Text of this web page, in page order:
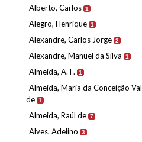
Alberto, Carlos 1
Alegro, Henrique 1
Alexandre, Carlos Jorge 2
Alexandre, Manuel da Silva 1
Almeida, A. F. 1
Almeida, Maria da Conceição
de 1
Almeida, Raúl de 7
Alves, Adelino 3